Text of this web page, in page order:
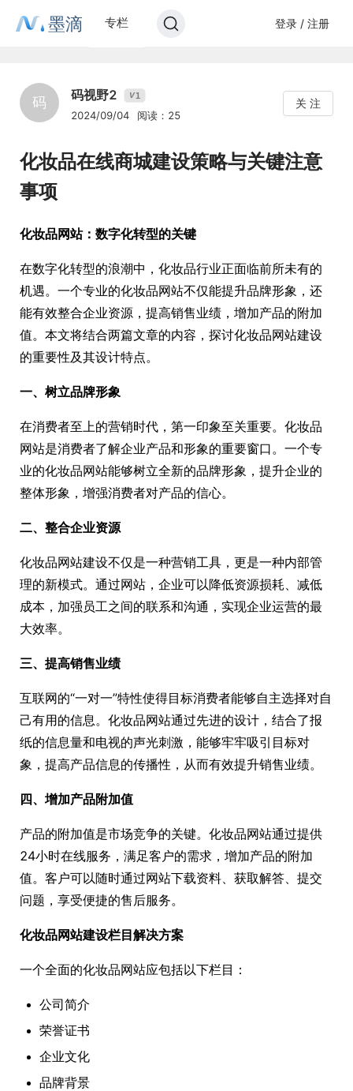
墨滴 专栏 登录 / 注册
码 码视野2 V1
2024/09/04 阅读：25
关 注
化妆品在线商城建设策略与关键注意
事项
化妆品网站：数字化转型的关键
在数字化转型的浪潮中，化妆品行业正面临前所未有的
机遇。一个专业的化妆品网站不仅能提升品牌形象，还
能有效整合企业资源，提高销售业绩，增加产品的附加
值。本文将结合两篇文章的内容，探讨化妆品网站建设
的重要性及其设计特点。
一、树立品牌形象
在消费者至上的营销时代，第一印象至关重要。化妆品
网站是消费者了解企业产品和形象的重要窗口。一个专
业的化妆品网站能够树立全新的品牌形象，提升企业的
整体形象，增强消费者对产品的信心。
二、整合企业资源
化妆品网站建设不仅是一种营销工具，更是一种内部管
理的新模式。通过网站，企业可以降低资源损耗、减低
成本，加强员工之间的联系和沟通，实现企业运营的最
大效率。
三、提高销售业绩
互联网的“一对一”特性使得目标消费者能够自主选择对自
己有用的信息。化妆品网站通过先进的设计，结合了报
纸的信息量和电视的声光刺激，能够牢牢吸引目标对
象，提高产品信息的传播性，从而有效提升销售业绩。
四、增加产品附加值
产品的附加值是市场竞争的关键。化妆品网站通过提供
24小时在线服务，满足客户的需求，增加产品的附加
值。客户可以随时通过网站下载资料、获取解答、提交
问题，享受便捷的售后服务。
化妆品网站建设栏目解决方案
一个全面的化妆品网站应包括以下栏目：
公司简介
荣誉证书
企业文化
品牌背景